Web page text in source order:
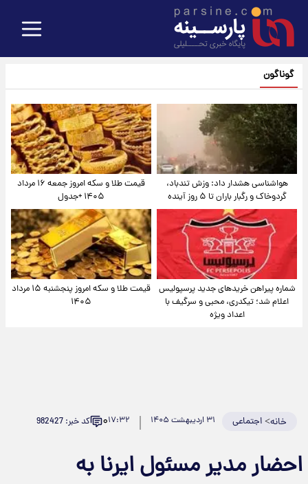
گوناگون
هواشناسی هشدار داد: وزش تندباد،
گردوخاک و رگبار باران تا ۵ روز آینده
قیمت طلا و سکه امروز جمعه ۱۶ مرداد
۱۴۰۵ +جدول
شماره پیراهن خریدهای جدید پرسپولیس
اعلام شد؛ تیکدری، محبی و سرگیف با
اعداد ویژه
قیمت طلا و سکه امروز پنجشنبه ۱۵ مرداد
۱۴۰۵
خانه>اجتماعی ۳۱ اردیبهشت ۱۴۰۵ ۱۷:۳۲۰ کد خبر: 982427
احضار مدیر مسئول ایرنا به